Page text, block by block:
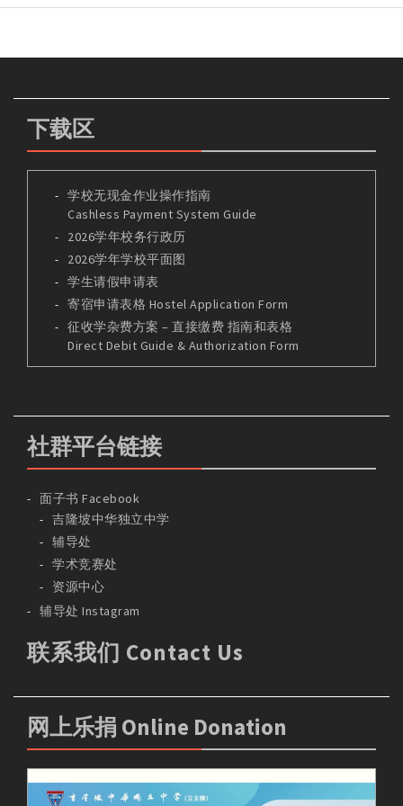
下载区
学校无现金作业操作指南
Cashless Payment System Guide
2026学年校务行政历
2026学年学校平面图
学生请假申请表
寄宿申请表格 Hostel Application Form
征收学杂费方案 – 直接缴费 指南和表格
Direct Debit Guide & Authorization Form
社群平台链接
面子书 Facebook
吉隆坡中华独立中学
辅导处
学术竞赛处
资源中心
辅导处 Instagram
联系我们 Contact Us
网上乐捐 Online Donation